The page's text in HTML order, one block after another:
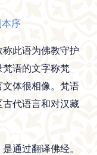
本序
此语为佛教守护
语的文字称梵
体很相像。梵语
代语言和对汉藏
通过翻译佛经。